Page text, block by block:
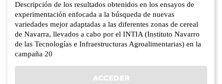
Descripción de los resultados obtenidos en los ensayos de
experimentación enfocada a la búsqueda de nuevas
variedades mejor adaptadas a las diferentes zonas de cereal
de Navarra, llevados a cabo por el INTIA (Instituto Navarro
de las Tecnologías e Infraestructuras Agroalimentarias) en la
campaña 20
ACCEDER